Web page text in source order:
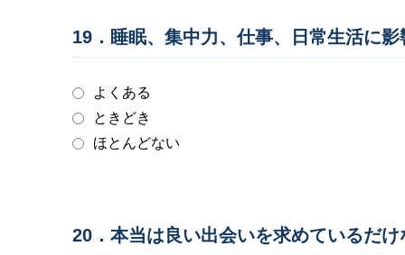
19．睡眠、集中力、仕事、日常生活に
よくある
ときどき
ほとんどない
20．本当は良い出会いを求めているだ